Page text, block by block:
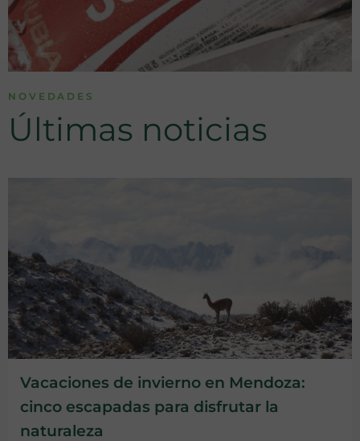
NOVEDADES
Últimas noticias
Vacaciones de invierno en Mendoza:
cinco escapadas para disfrutar la
naturaleza